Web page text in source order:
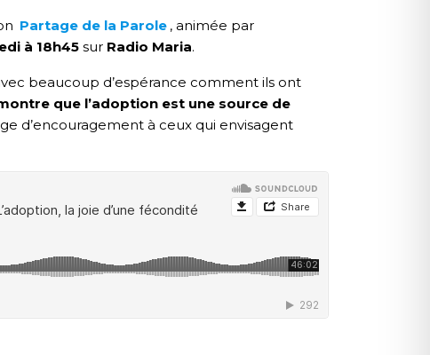
Partage de la Parole , animée par
à 18h45 sur Radio Maria.
beaucoup d’espérance comment ils ont
que l’adoption est une source de
d’encouragement à ceux qui envisagent